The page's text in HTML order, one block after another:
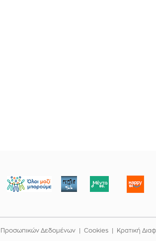
Προσωπικών Δεδομένων Cookies Κρατική